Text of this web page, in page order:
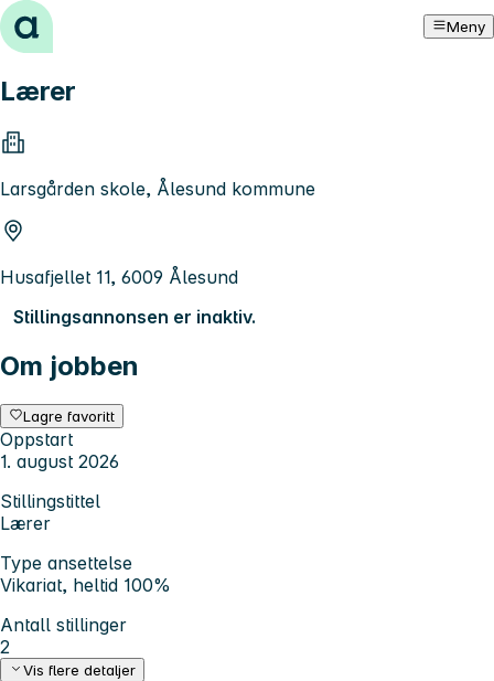
Hopp til innhold Meny
Lærer
Larsgården skole, Ålesund kommune
Husafjellet 11, 6009 Ålesund
Stillingsannonsen er inaktiv.
Om jobben
Lagre favoritt
Oppstart
1. august 2026
Stillingstittel
Lærer
Type ansettelse
Vikariat, heltid 100%
Antall stillinger
2
Vis flere detaljer